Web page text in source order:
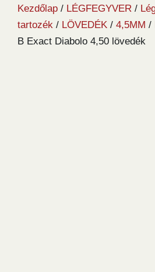
Kezdőlap / LÉGFEGYVER /
tartozék / LÖVEDÉK / 4,5MM /
B Exact Diabolo 4,50 lövedék